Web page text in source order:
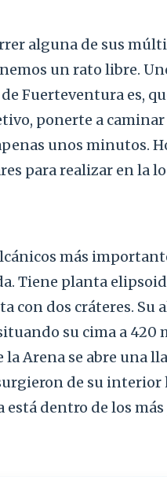
alguna de sus
un rato libre.
Fuerteventura es,
ponerte a
unos minutos.
para realizar en la
más
Tiene planta
con dos cráteres. Su
su cima a 420
Arena se abre una
de su interior
está dentro de los